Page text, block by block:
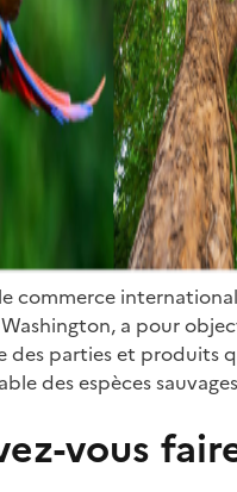
commerce
a pour
des parties et produits
des espèces
vous